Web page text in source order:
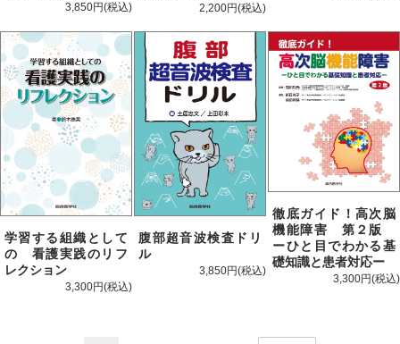
3,850円 2,200円
学習する組織として
の 看護実践のリフ
レクション
3,300円
腹部超音波検査ドリ
ル
3,850円
徹底ガイド！高次脳
機能障害 第２版
ーひと目でわかる基
礎知識と患者対応ー
3,300円